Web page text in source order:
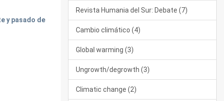
y pasado de
Revista Humania del Sur: Debate (7)
Cambio climático (4)
Global warming (3)
Ungrowth/degrowth (3)
Climatic change (2)